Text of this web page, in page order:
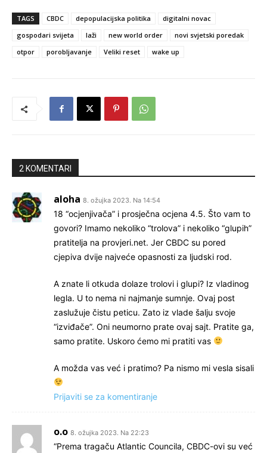
TAGS CBDC depopulacijska politika
digitalni novac
gospodari svijeta
laži new world order
novi svjetski poredak
otpor
porobljavanje Veliki reset wake up
2 KOMENTARI
aloha 8. ožujka 2023. Na 14:54
18 “ocjenjivača” i prosječna ocjena 4.5. Što vam to
govori? Imamo nekoliko “trolova” i nekoliko “glupih”
pratitelja na provjeri.net. Jer CBDC su pored
cjepiva dvije najveće opasnosti za ljudski rod.
A znate li otkuda dolaze trolovi i glupi? Iz vladinog
legla. U to nema ni najmanje sumnje. Ovaj post
zaslužuje čistu peticu. Zato iz vlade šalju svoje
“izviđače”. Oni neumorno prate ovaj sajt. Pratite ga,
samo pratite. Uskoro ćemo mi pratiti vas
A možda vas već i pratimo? Pa nismo mi vesla sisali
Prijaviti se za komentiranje
o.o 8. ožujka 2023. Na 22:23
“Prema tragaču Atlantic Councila, CBDC-ovi su već